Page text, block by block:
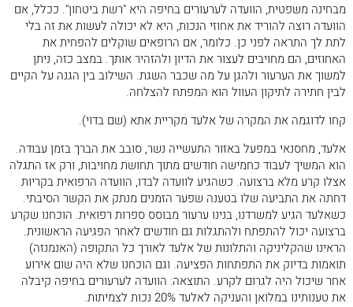
מבחינה משפטית, הוועדה לערעורים בחיפה היא "רשת ביטחון". ככלל, אם
הוועדה רוצה להוריד את אחוזי הנכות, היא לא יכולה לעשות את זה בלי
לתת לך התראה לפני כן. כלומר, אם הרופאים שוקלים להפחית את
האחוזים, הם מחויבים לעצור את הדיון ולהזהיר אותך. במצב כזה, ניתן
למשוך את הערעור ולהגן על מה שכבר השגת. השילוב בין הגנה על הקיים
לבין חתירה לתיקון העוול הוא המפתח להצלחה.
קחו לדוגמה את המקרה של אלעד מקריית אתא (שם בדוי).
אלעד, מחסנאי במפעל באזור התעשייה נשר, סובב את הברך בזמן עבודה.
הוא המשיך לעבוד כחמישה חודשים מתוך תחושת מחויבות, ורק אז התגלה
אצלו קרע מלא ברצועה. כשהגיע לוועדה לבדו, הוועדה הרפואית בקריות
דחתה את התביעה שלו בטענה שפער הזמנים מנתק את הקשר הסיבתי.
כשאלעד הגיע למשרדנו, בנינו ערעור מבוסס ספרות רפואית. הוכחנו שקרע
ברצועה יכול להתפתח ולהתגלות גם חודשים לאחר הפגיעה הראשונית.
הראינו שהקליניקה והתלונות של אלעד לאורך כל התקופה (האנמנזה)
תואמות בדיוק את התפתחות הפציעה. וגם הוכחנו שלא היה שום אירוע
אחר שיכול היה לגרום לקרע. התוצאה: הוועדה לערעורים בחיפה קיבלה
את טענותינו במלואן והעניקה לאלעד 20% נכות לצמיתות.